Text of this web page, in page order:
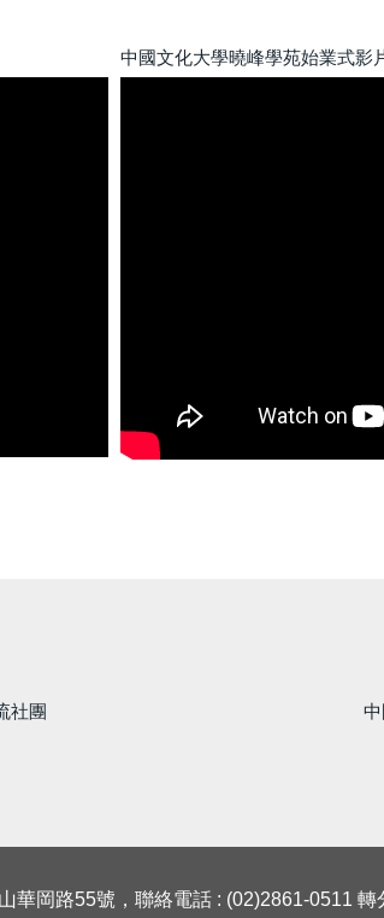
中國文化大學曉峰學苑始業式影
社團
華岡路55號，聯絡電話 : (02)2861-0511 轉